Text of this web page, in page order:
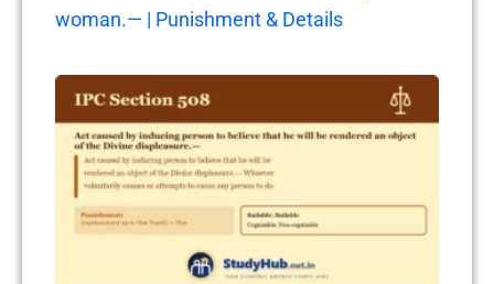
woman.— | Punishment & Details